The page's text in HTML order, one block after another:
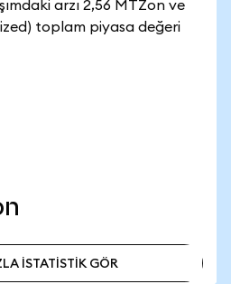
arzı 2,56 MTZon ve
toplam piyasa değeri
İSTATİSTİK GÖR